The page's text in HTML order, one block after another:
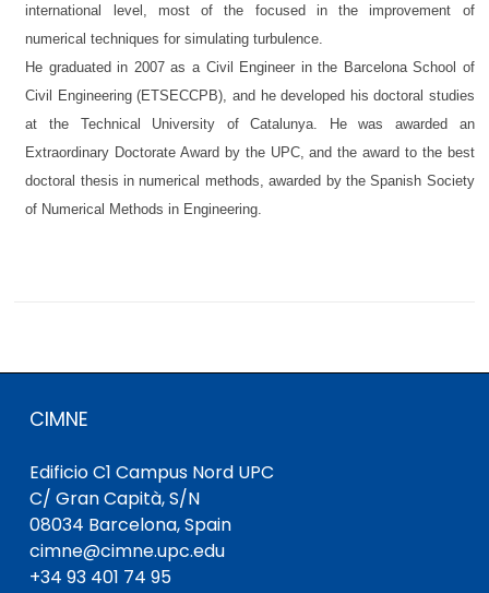
international level, most of the focused in the improvement of
numerical techniques for simulating turbulence.
He graduated in 2007 as a Civil Engineer in the Barcelona School of
Civil Engineering (ETSECCPB), and he developed his doctoral studies
at the Technical University of Catalunya. He was awarded an
Extraordinary Doctorate Award by the UPC, and the award to the best
doctoral thesis in numerical methods, awarded by the Spanish Society
of Numerical Methods in Engineering.
CIMNE
Edificio C1 Campus Nord UPC
C/ Gran Capità, S/N
08034 Barcelona, Spain
cimne@cimne.upc.edu
+34 93 401 74 95